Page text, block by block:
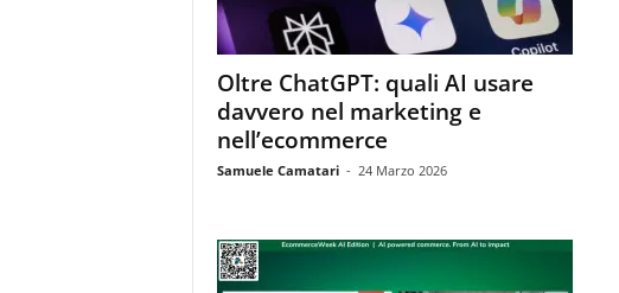
Oltre ChatGPT: quali AI usare
davvero nel marketing e
nell’ecommerce
Samuele Camatari - 24 Marzo 2026